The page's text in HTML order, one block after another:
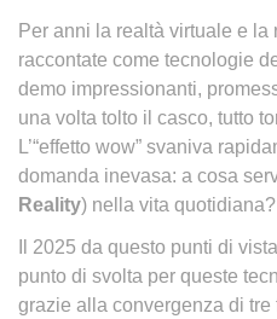
Per anni la realtà virtuale e
raccontate come tecnologie
demo impressionanti,
una volta tolto il casco, tutto
L’“effetto wow” svaniva
domanda inevasa: a cosa
Reality) nella vita quotidiana?
Il 2025 da questo punti di
punto di svolta per queste
grazie alla convergenza di